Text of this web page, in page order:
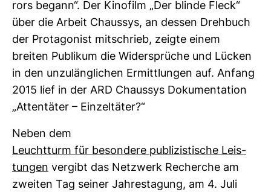
rors begann“. Der Kino­film „Der blinde Fleck“
über die Arbeit Chaussys, an dessen Dreh­buch
der Prot­ago­nist mit­schrieb, zeigte einem
breiten Publikum die Wider­sprüche und Lücken
in den unzu­läng­li­chen Ermitt­lungen auf. Anfang
2015 lief in der ARD Chaussys Doku­men­ta­tion
„Atten­täter – Ein­zel­täter?“
Neben dem
Leucht­turm für beson­dere publi­zis­ti­sche Leis­
tungen ver­gibt das Netz­werk Recherche am
zweiten Tag seiner Jah­res­ta­gung, am 4. Juli